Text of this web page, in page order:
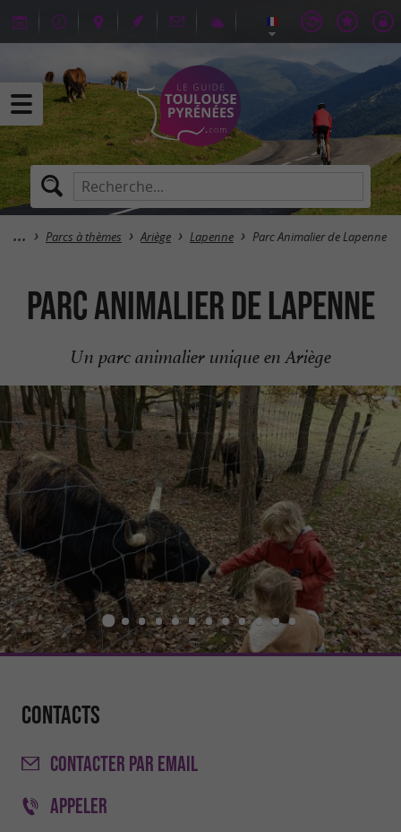
Parcs à thèmes Ariège Lapenne Parc Animalier de Lapenne
Parc Animalier de Lapenne
Un parc animalier unique en Ariège
Contacts
CONTACTER PAR EMAIL
APPELER